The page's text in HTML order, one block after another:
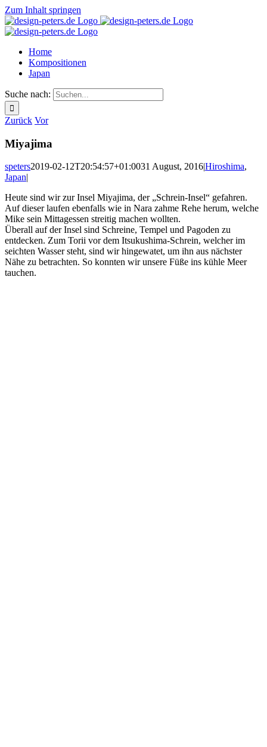
Zum Inhalt springen
Home
Kompositionen
Japan
Suche nach:
Zurück Vor
Miyajima
speters2019-02-12T20:54:57+01:0031 August, 2016|Hiroshima,
Japan|
Heute sind wir zur Insel Miyajima, der „Schrein-Insel“ gefahren.
Auf dieser laufen ebenfalls wie in Nara zahme Rehe herum, welche
Mike sein Mittagessen streitig machen wollten.
Überall auf der Insel sind Schreine, Tempel und Pagoden zu
entdecken. Zum Torii vor dem Itsukushima-Schrein, welcher im
seichten Wasser steht, sind wir hingewatet, um ihn aus nächster
Nähe zu betrachten. So konnten wir unsere Füße ins kühle Meer
tauchen.